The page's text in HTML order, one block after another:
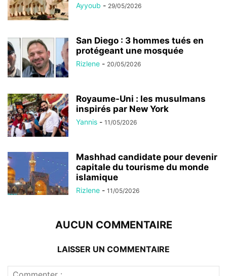
Ayyoub - 29/05/2026
San Diego : 3 hommes tués en
protégeant une mosquée
Rizlene - 20/05/2026
Royaume-Uni : les musulmans
inspirés par New York
Yannis - 11/05/2026
Mashhad candidate pour devenir
capitale du tourisme du monde
islamique
Rizlene - 11/05/2026
AUCUN COMMENTAIRE
LAISSER UN COMMENTAIRE